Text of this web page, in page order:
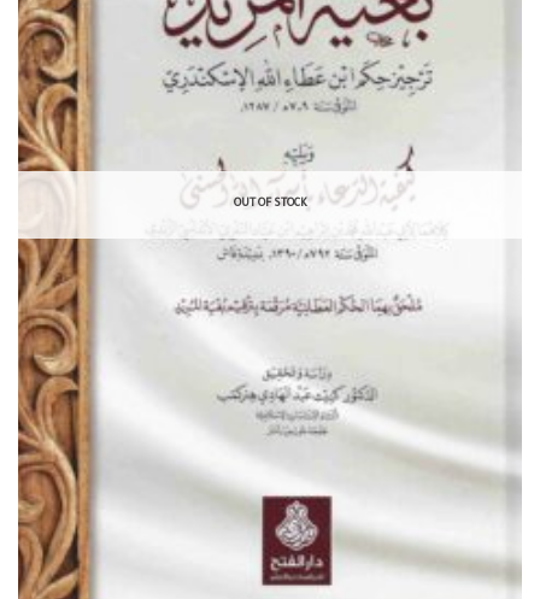
OUT OF STOCK